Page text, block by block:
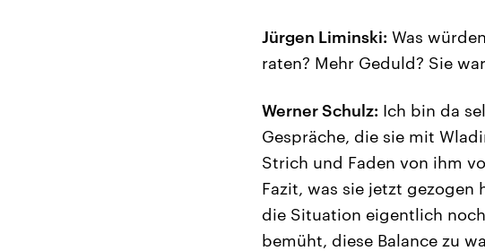
Jürgen Liminski: Was
raten? Mehr Geduld? Sie
Werner Schulz: Ich bin da
Gespräche, die sie mit
Strich und Faden von ihm
Fazit, was sie jetzt gezogen
die Situation eigentlich
bemüht, diese Balance zu